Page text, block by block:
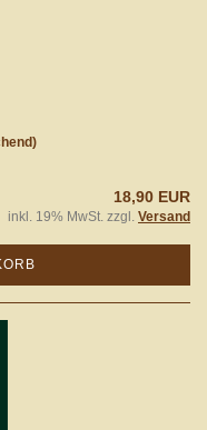
18,90 EUR
inkl. 19% MwSt. zzgl. Versand